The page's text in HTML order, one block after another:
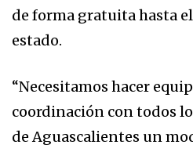
de forma gratuita hasta
estado.
“Necesitamos hacer
coordinación con todos
de Aguascalientes un